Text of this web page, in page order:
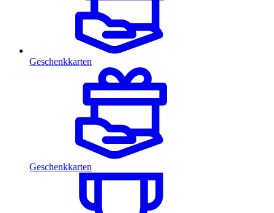
Geschenkkarten
Geschenkkarten